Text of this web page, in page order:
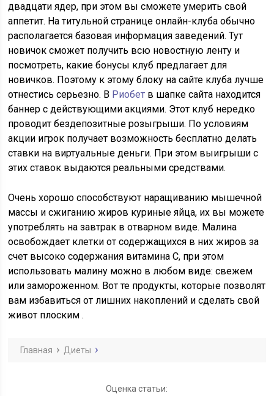
двадцати ядер, при этом вы сможете умерить свой
аппетит. На титульной странице онлайн-клуба обычно
располагается базовая информация заведений. Тут
новичок сможет получить всю новостную ленту и
посмотреть, какие бонусы клуб предлагает для
новичков. Поэтому к этому блоку на сайте клуба лучше
отнестись серьезно. В Риобет в шапке сайта находится
баннер с действующими акциями. Этот клуб нередко
проводит бездепозитные розыгрыши. По условиям
акции игрок получает возможность бесплатно делать
ставки на виртуальные деньги. При этом выигрыши с
этих ставок выдаются реальными средствами.
Очень хорошо способствуют наращиванию мышечной
массы и сжиганию жиров куриные яйца, их вы можете
употреблять на завтрак в отварном виде. Малина
освобождает клетки от содержащихся в них жиров за
счет высоко содержания витамина С, при этом
использовать малину можно в любом виде: свежем
или замороженном. Вот те продукты, которые позволят
вам избавиться от лишних накоплений и сделать свой
живот плоским .
Главная Диеты
Оценка статьи: